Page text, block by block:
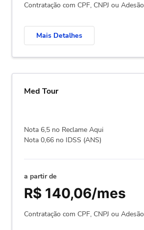
Contratação com CPF, CNPJ ou Adesão
Mais Detalhes
Med Tour
Nota 6,5 no Reclame Aqui
Nota 0,66 no IDSS (ANS)
a partir de
R$ 140,06/mes
Contratação com CPF, CNPJ ou Adesão